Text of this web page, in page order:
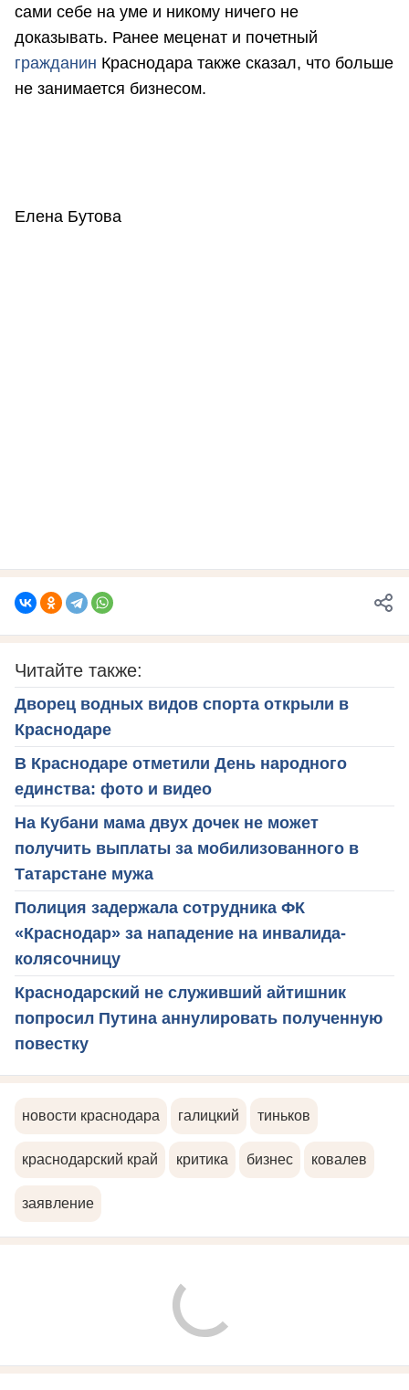
сами себе на уме и никому ничего не
доказывать. Ранее меценат и почетный
гражданин Краснодара также сказал, что больше
не занимается бизнесом.
Елена Бутова
Читайте также:
Дворец водных видов спорта открыли в
Краснодаре
В Краснодаре отметили День народного
единства: фото и видео
На Кубани мама двух дочек не может
получить выплаты за мобилизованного в
Татарстане мужа
Полиция задержала сотрудника ФК
«Краснодар» за нападение на инвалида-
колясочницу
Краснодарский не служивший айтишник
попросил Путина аннулировать полученную
повестку
новости краснодара галицкий тиньков
краснодарский край критика бизнес ковалев
заявление